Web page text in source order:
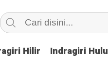
Hilir Indragiri Hulu
Hilir Indragiri Hulu